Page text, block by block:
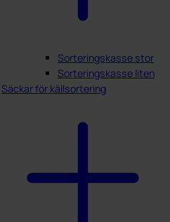
Sorteringskasse stor
Sorteringskasse liten
Säckar för källsortering